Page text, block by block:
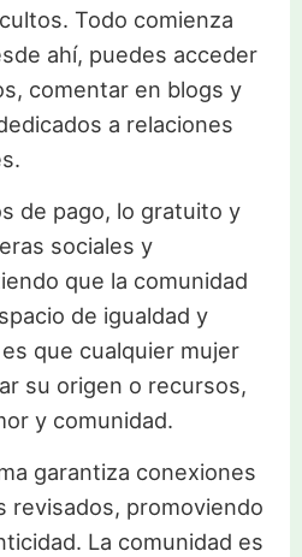
Todo comienza
ahí, puedes acceder
comentar en blogs y
a relaciones
de pago, lo gratuito y
sociales y
que la comunidad
de igualdad y
que cualquier mujer
su origen o recursos,
y comunidad.
garantiza conexiones
revisados, promoviendo
La comunidad es